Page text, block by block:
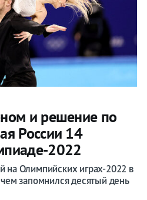
и решение по
России 14
2022
на Олимпийских играх-2022 в
запомнился десятый день